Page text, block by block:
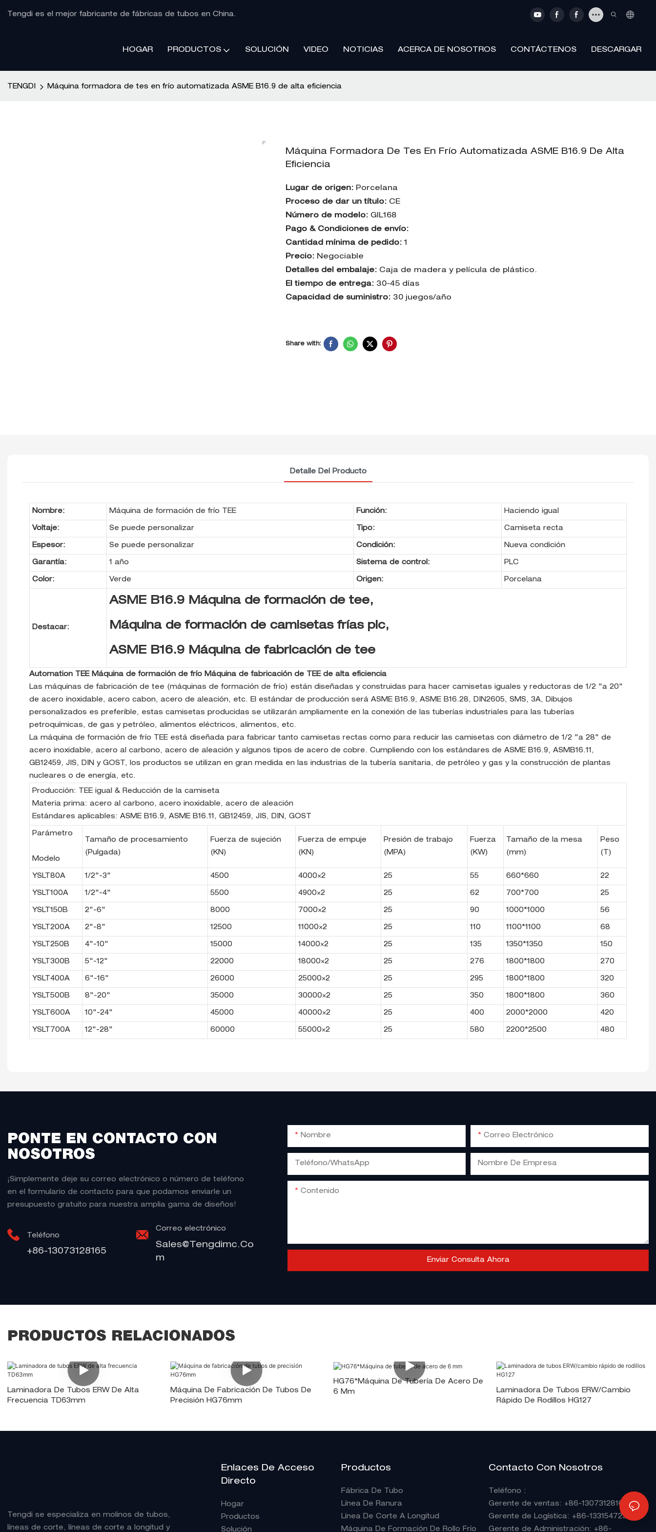
Tengdi es el mejor fabricante de fábricas de tubos en China.
HOGAR PRODUCTOS SOLUCIÓN VIDEO NOTICIAS ACERCA DE NOSOTROS CONTÁCTENOS DESCARGAR
TENGDI Máquina formadora de tes en frío automatizada ASME B16.9 de alta eficiencia
Máquina Formadora De Tes En Frío Automatizada ASME B16.9 De Alta
Eficiencia
Lugar de origen: Porcelana
Proceso de dar un título: CE
Número de modelo: GIL168
Pago & Condiciones de envío:
Cantidad mínima de pedido:1
Precio: Negociable
Detalles del embalaje: Caja de madera y película de plástico.
El tiempo de entrega: 30-45 días
Capacidad de suministro: 30 juegos/año
Share with:
Detalle Del Producto
Nombre: Máquina de formación de frío TEE Función: Haciendo igual
Voltaje: Se puede personalizar Tipo: Camiseta recta
Espesor: Se puede personalizar Condición: Nueva condición
Garantía: 1 año Sistema de control: PLC
Color: Verde Origen: Porcelana
Destacar:
ASME B16.9 Máquina de formación de tee,
Máquina de formación de camisetas frías plc,
ASME B16.9 Máquina de fabricación de tee
Automation TEE Máquina de formación de frío Máquina de fabricación de TEE de alta eficiencia
Las máquinas de fabricación de tee (máquinas de formación de frío) están diseñadas y construidas para hacer camisetas iguales y reductoras de 1/2 "a 20"
de acero inoxidable, acero cabon, acero de aleación, etc. El estándar de producción será ASME B16.9, ASME B16.28, DIN2605, SMS, 3A, Dibujos
personalizados es preferible, estas camisetas producidas se utilizarán ampliamente en la conexión de las tuberías industriales para las tuberías
petroquímicas, de gas y petróleo, alimentos eléctricos, alimentos, etc.
La máquina de formación de frío TEE está diseñada para fabricar tanto camisetas rectas como para reducir las camisetas con diámetro de 1/2 "a 28" de
acero inoxidable, acero al carbono, acero de aleación y algunos tipos de acero de cobre. Cumpliendo con los estándares de ASME B16.9, ASMB16.11,
GB12459, JIS, DIN y GOST, los productos se utilizan en gran medida en las industrias de la tubería sanitaria, de petróleo y gas y la construcción de plantas
nucleares o de energía, etc.
Producción: TEE igual & Reducción de la camiseta
Materia prima: acero al carbono, acero inoxidable, acero de aleación
Estándares aplicables: ASME B16.9, ASME B16.11, GB12459, JIS, DIN, GOST
Parámetro
Modelo
Tamaño de procesamiento
(Pulgada)
Fuerza de sujeción
(KN)
Fuerza de empuje
(KN)
Presión de trabajo
(MPA)
Fuerza
(KW)
Tamaño de la mesa
(mm)
Peso
(T)
YSLT80A 1/2"-3" 4500 4000×2 25 55 660*660 22
YSLT100A 1/2"-4" 5500 4900×2 25 62 700*700 25
YSLT150B 2"-6" 8000 7000×2 25 90 1000*1000 56
YSLT200A 2"-8" 12500 11000×2 25 110 1100*1100 68
YSLT250B 4"-10" 15000 14000×2 25 135 1350*1350 150
YSLT300B 5"-12" 22000 18000×2 25 276 1800*1800 270
YSLT400A 6"-16" 26000 25000×2 25 295 1800*1800 320
YSLT500B 8"-20" 35000 30000×2 25 350 1800*1800 360
YSLT600A 10"-24" 45000 40000×2 25 400 2000*2000 420
YSLT700A 12"-28" 60000 55000×2 25 580 2200*2500 480
PONTE EN CONTACTO CON
NOSOTROS
¡Simplemente deje su correo electrónico o número de teléfono
en el formulario de contacto para que podamos enviarle un
presupuesto gratuito para nuestra amplia gama de diseños!
Teléfono
+86-13073128165
Correo electrónico
Sales@tengdimc.co
M
Nombre Correo Electrónico
Teléfono/WhatsApp Nombre De Empresa
Contenido
Enviar Consulta Ahora
PRODUCTOS RELACIONADOS
Laminadora De Tubos ERW De Alta
Frecuencia TD63mm
Máquina De Fabricación De Tubos De
Precisión HG76mm
HG76*Máquina De Tubería De Acero De
6 Mm
Laminadora De Tubos ERW/cambio
Rápido De Rodillos HG127
Tengdi se especializa en molinos de tubos,
líneas de corte, líneas de corte a longitud y
Enlaces De Acceso
Directo
Hogar
Productos
Solución
Productos
Fábrica De Tubo
Línea De Ranura
Línea De Corte A Longitud
Máquina De Formación De Rollo Frío
Contacto Con Nosotros
Teléfono :
Gerente de ventas: +86-13073128165
Gerente de Logística: +86-13315472363
Gerente de Administración: +86-